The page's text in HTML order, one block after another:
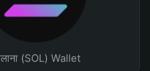
(SOL) Wallet